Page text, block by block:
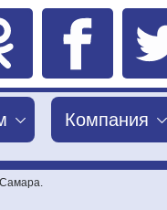
Компания